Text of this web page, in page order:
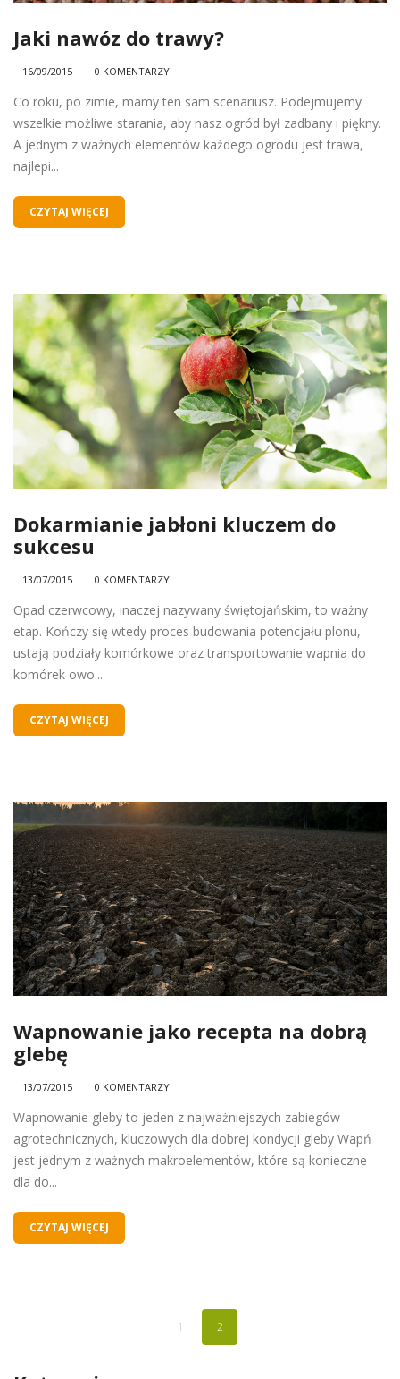
Jaki nawóz do trawy?
16/09/2015 0 KOMENTARZY
Co roku, po zimie, mamy ten sam scenariusz. Podejmujemy
wszelkie możliwe starania, aby nasz ogród był zadbany i piękny.
A jednym z ważnych elementów każdego ogrodu jest trawa,
najlepi...
CZYTAJ WIĘCEJ
Dokarmianie jabłoni kluczem do
sukcesu
13/07/2015 0 KOMENTARZY
Opad czerwcowy, inaczej nazywany świętojańskim, to ważny
etap. Kończy się wtedy proces budowania potencjału plonu,
ustają podziały komórkowe oraz transportowanie wapnia do
komórek owo...
CZYTAJ WIĘCEJ
Wapnowanie jako recepta na dobrą
glebę
13/07/2015 0 KOMENTARZY
Wapnowanie gleby to jeden z najważniejszych zabiegów
agrotechnicznych, kluczowych dla dobrej kondycji gleby Wapń
jest jednym z ważnych makroelementów, które są konieczne
dla do...
CZYTAJ WIĘCEJ
1 2